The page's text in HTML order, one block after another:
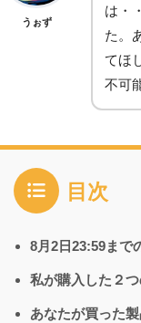
うぉず
は・
た。
てほ
不可
目次
8月2日23:59まで
私が購入した２
あなたが買った製